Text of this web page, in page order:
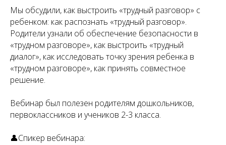
Мы обсудили, как выстроить «трудный разговор» с
ребенком: как распознать «трудный разговор».
Родители узнали об обеспечение безопасности в
«трудном разговоре», как выстроить «трудный
диалог», как исследовать точку зрения ребенка в
«трудном разговоре», как принять совместное
решение.
Вебинар был полезен родителям дошкольников,
первоклассников и учеников 2-3 класса.
👤Спикер вебинара: